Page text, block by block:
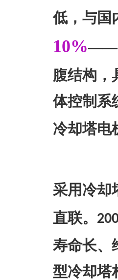
低，与国
10%——
腹结构，
体控制系
冷却塔电
采用冷却
直联。
寿命长、
型冷却塔